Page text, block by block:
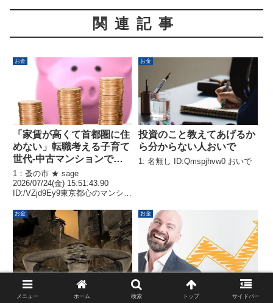
関連記事
お金
「家賃が高くて首都圏に住
めない」転職考える子育て
世代-中古マンションでも
世帯年収1500万円必要
1：蚤の市 ★ sage
2026/07/24(金) 15:51:43.90
ID:/VZjd9Ey9東京都心のマンショ
情勢が不安定化し住宅に不可欠な
ナフサ製品の調達などに影を落と
す中、投機的な需要が減少した
こ...
お金
投資のこと教えてあげるか
ら分からない人おいで
1: 名無し ID:Qmspjhvw0 おいで
お金
情弱ワイ、自民党に騙され
無事NISA大赤字へ…
お金
投資してる奴ってどうやっ
てモチベ保ってるん？
メニュー ホーム 検索 トップ サイドバー